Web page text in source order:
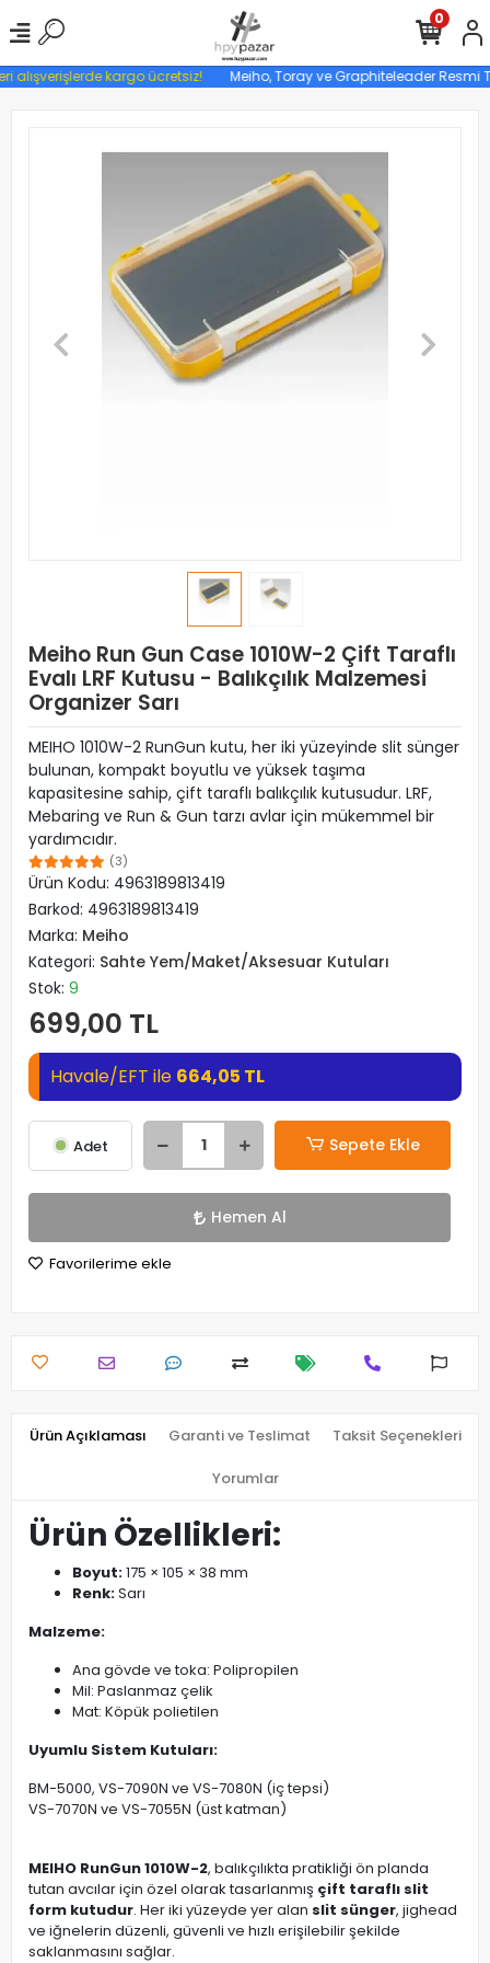
alışverişlerde kargo ücretsiz! Meiho, Toray ve Graphiteleader Resmi
0
Meiho Run Gun Case 1010W-2 Çift Taraflı
Evalı LRF Kutusu - Balıkçılık Malzemesi
Organizer Sarı
MEIHO 1010W-2 RunGun kutu, her iki yüzeyinde slit sünger
bulunan, kompakt boyutlu ve yüksek taşıma
kapasitesine sahip, çift taraflı balıkçılık kutusudur. LRF,
Mebaring ve Run & Gun tarzı avlar için mükemmel bir
yardımcıdır.
(3)
Ürün Kodu: 4963189813419
Barkod: 4963189813419
Marka: Meiho
Kategori: Sahte Yem/Maket/Aksesuar Kutuları
Stok: 9
699,00 TL
Havale/EFT ile 664,05 TL
Adet Sepete Ekle
Hemen Al
Favorilerime ekle
Ürün Açıklaması Garanti ve Teslimat Taksit Seçenekleri
Yorumlar
Ürün Özellikleri:
Boyut:175 × 105 × 38 mm
Renk:Sarı
Malzeme:
Ana gövde ve toka: Polipropilen
Mil: Paslanmaz çelik
Mat: Köpük polietilen
Uyumlu Sistem Kutuları:
BM-5000, VS-7090N ve VS-7080N (iç tepsi)
VS-7070N ve VS-7055N (üst katman)
MEIHO RunGun 1010W-2, balıkçılıkta pratikliği ön planda
tutan avcılar için özel olarak tasarlanmış çift taraflı slit
form kutudur. Her iki yüzeyde yer alan slit sünger, jighead
ve iğnelerin düzenli, güvenli ve hızlı erişilebilir şekilde
saklanmasını sağlar.